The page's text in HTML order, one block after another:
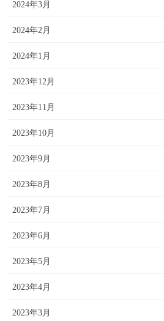
2024年3月
2024年2月
2024年1月
2023年12月
2023年11月
2023年10月
2023年9月
2023年8月
2023年7月
2023年6月
2023年5月
2023年4月
2023年3月